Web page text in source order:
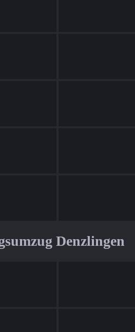
Denzlingen